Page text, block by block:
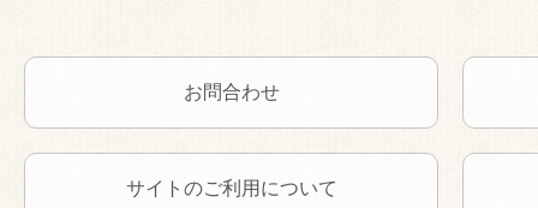
お問合わせ
サイトのご利用について